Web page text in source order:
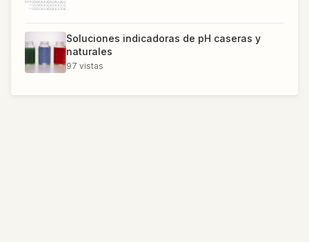
Soluciones indicadoras de pH caseras y
naturales
97 vistas